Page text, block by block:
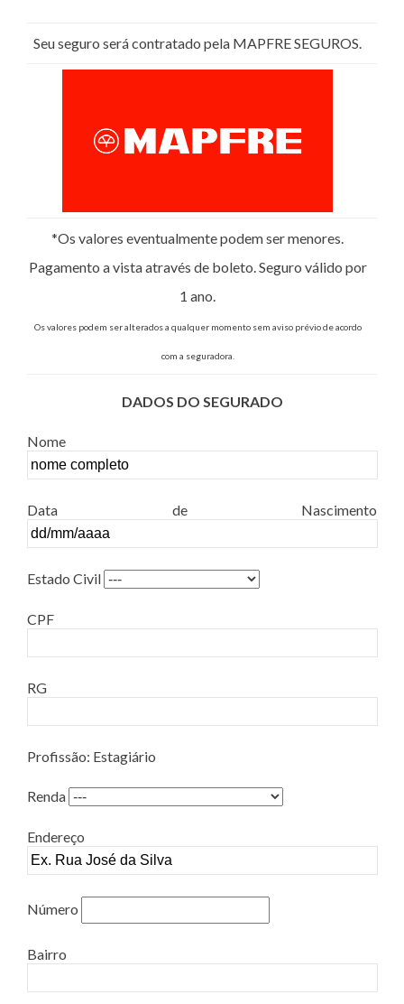
Seu seguro será contratado pela MAPFRE SEGUROS.
*Os valores eventualmente podem ser menores.
Pagamento a vista através de boleto. Seguro válido por
1 ano.
Os valores podem ser alterados a qualquer momento sem aviso prévio de acordo
com a seguradora.
DADOS DO SEGURADO
Nome
Data de Nascimento
Estado Civil
CPF
RG
Profissão: Estagiário
Renda
Endereço
Número
Bairro